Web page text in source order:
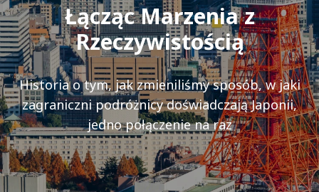
Łącząc Marzenia z
Rzeczywistością
Historia o tym, jak zmieniliśmy sposób, w jaki
zagraniczni podróżnicy doświadczają Japonii,
jedno połączenie na raz